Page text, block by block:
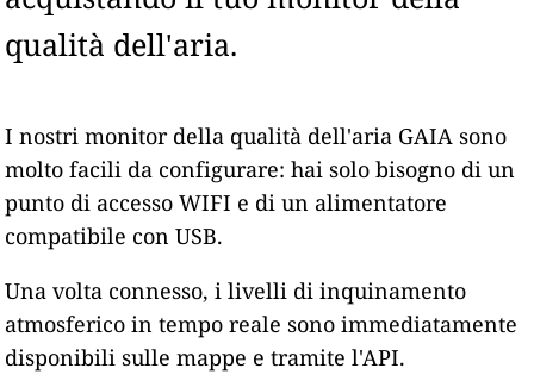
qualità dell'aria.
I nostri monitor della qualità dell'aria GAIA sono
molto facili da configurare: hai solo bisogno di un
punto di accesso WIFI e di un alimentatore
compatibile con USB.
Una volta connesso, i livelli di inquinamento
atmosferico in tempo reale sono immediatamente
disponibili sulle mappe e tramite l'API.